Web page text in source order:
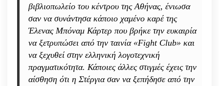
βιβλιοπωλείο του κέντρου της Αθήνας, ένιωσα
σαν να συνάντησα κάποιο χαμένο καρέ της
Έλενας Μπόναμ Κάρτερ που βρήκε την ευκαιρία
να ξετρυπώσει από την ταινία «Fight Club» και
να ξεχυθεί στην ελληνική λογοτεχνική
πραγματικότητα. Κάποιες άλλες στιγμές έχεις την
αίσθηση ότι η Στέργια σαν να ξεπήδησε από την